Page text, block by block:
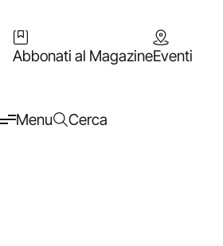
Abbonati al MagazineEventi
Menu Cerca